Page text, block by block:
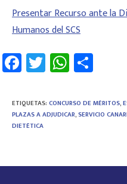
Presentar Recurso ante la
Humanos del SCS
Fa
ce
b
o
T
wi
tt
er
W
h
at
sA
p
m
p
tir
ETIQUETAS: CONCURSO DE MÉRITOS,
PLAZAS A ADJUDICAR,SERVICIO
DIETÉTICA